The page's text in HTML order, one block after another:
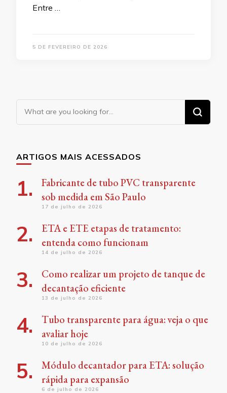
Entre …
5 DE FEVEREIRO DE 2026
Looking
for
ARTIGOS MAIS ACESSADOS
Fabricante de tubo PVC transparente
sob medida em São Paulo
17 de julho de 2026
ETA e ETE etapas de tratamento:
entenda como funcionam
14 de julho de 2026
Como realizar um projeto de tanque de
decantação eficiente
13 de julho de 2026
Tubo transparente para água: veja o que
avaliar hoje
10 de julho de 2026
Módulo decantador para ETA: solução
rápida para expansão
6 de julho de 2026